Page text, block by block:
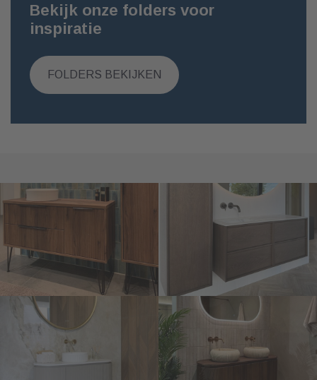
Bekijk onze folders voor
inspiratie
FOLDERS BEKIJKEN